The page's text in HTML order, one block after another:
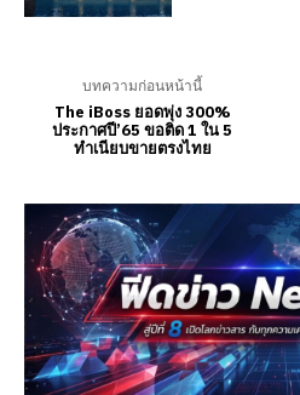
บทความก่อนหน้านี้
The iBoss ยอดพุ่ง 300%
ประกาศปี’65 ขอติด 1 ใน 5
ทำเนียบขายตรงไทย